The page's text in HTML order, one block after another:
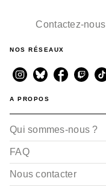
Contactez-nous
NOS RÉSEAUX
A PROPOS
Qui sommes-nous ?
FAQ
Nous contacter